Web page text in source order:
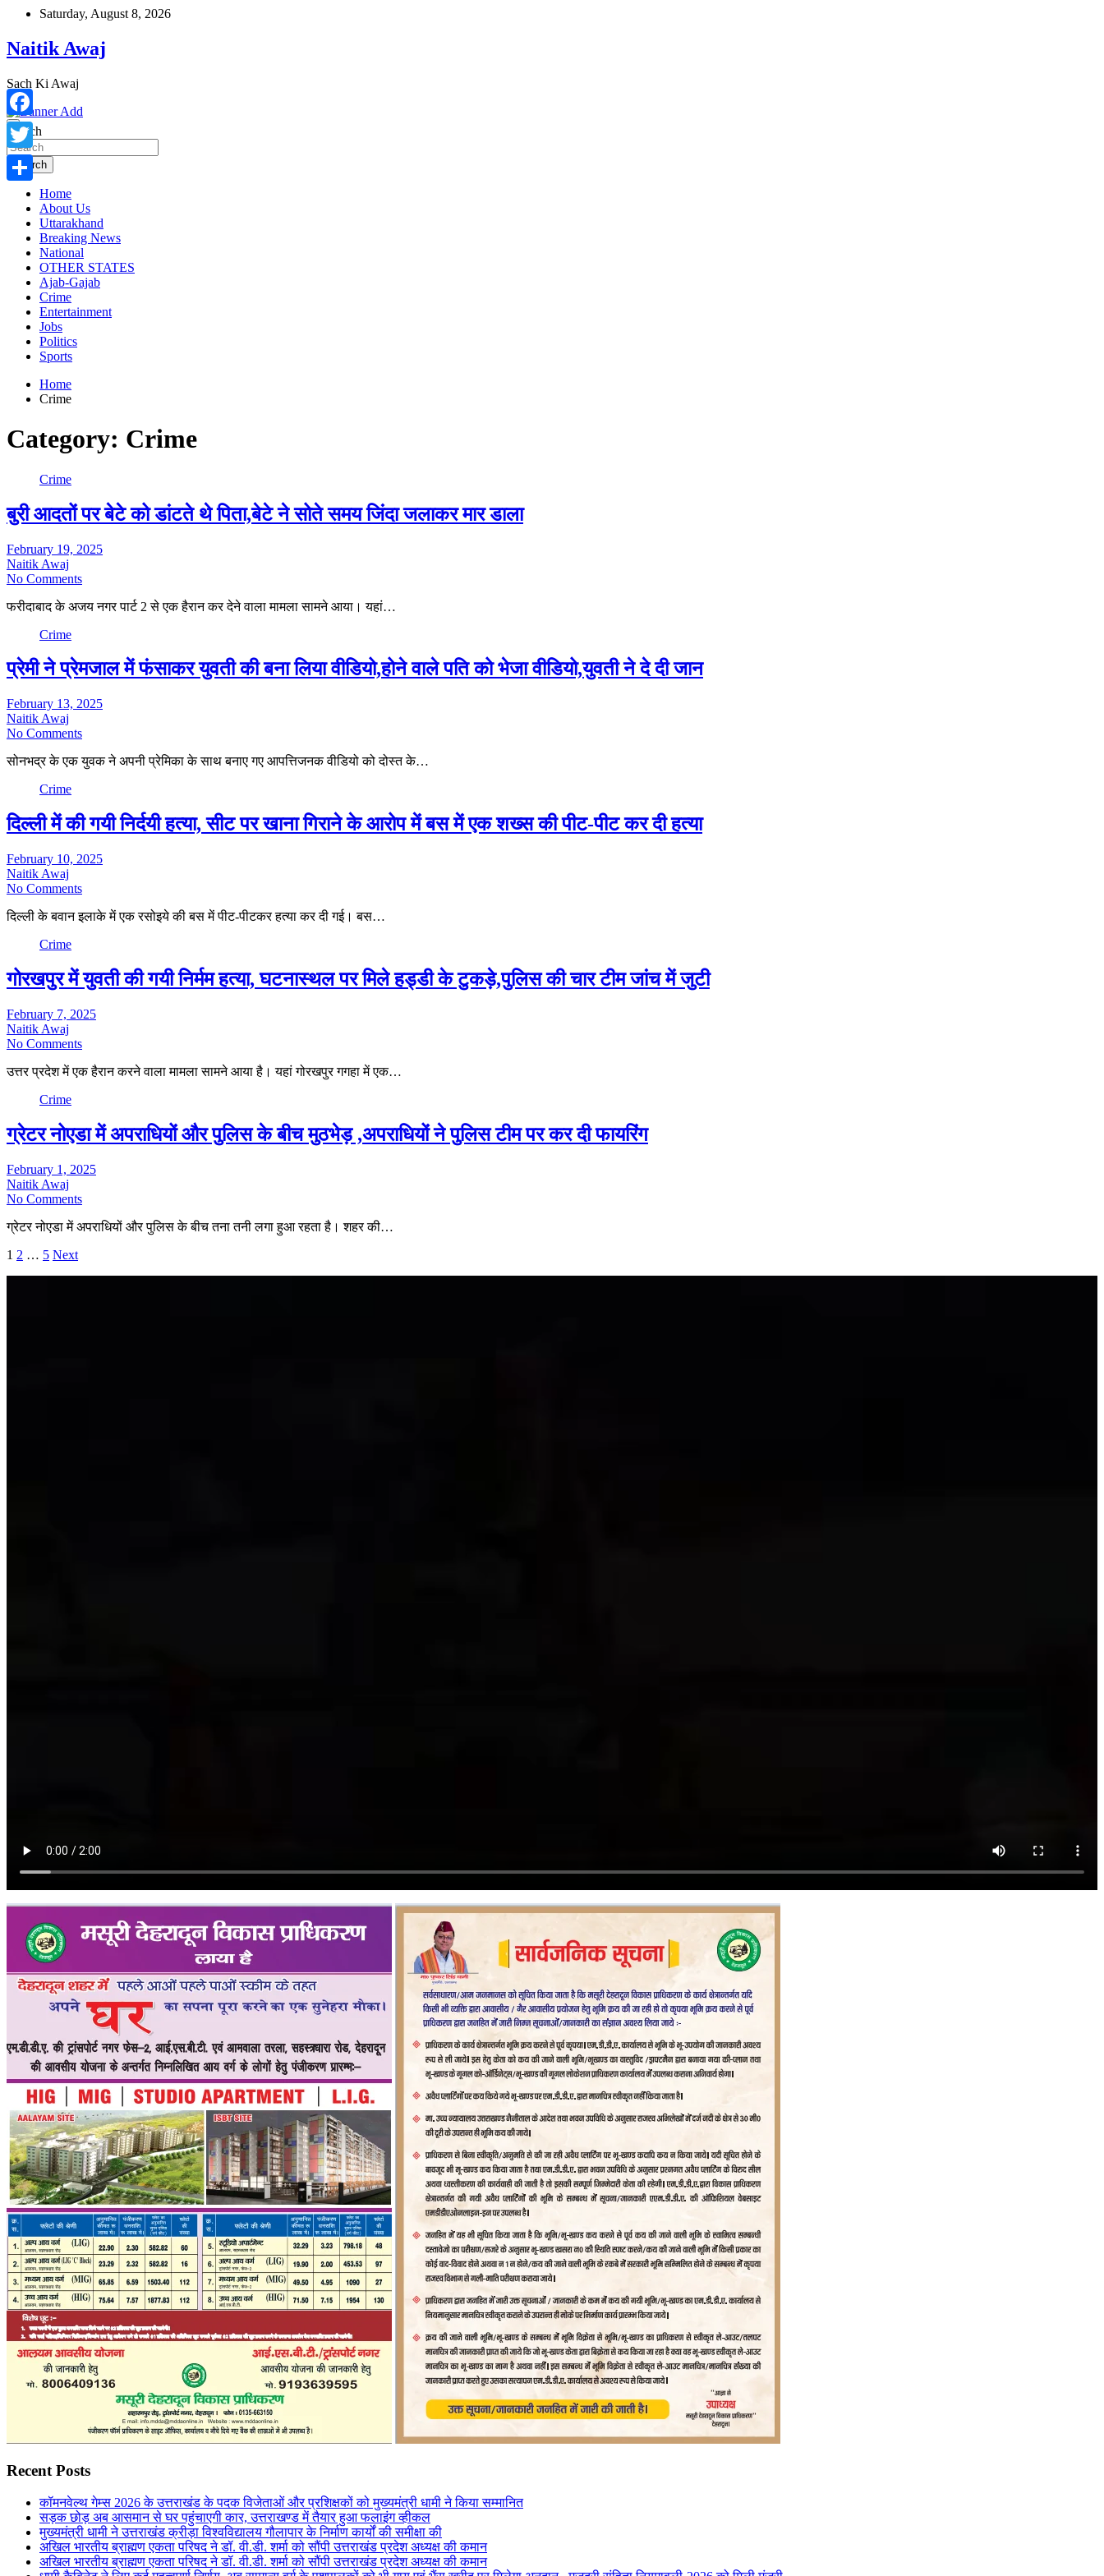
Skip
content
Saturday, August 8, 2026
Naitik Awaj
Sach Ki Awaj
Search
Search
Home
About Us
Uttarakhand
Breaking News
National
OTHER STATES
Ajab-Gajab
Crime
Entertainment
Jobs
Politics
Sports
Home
Crime
Category: Crime
Crime
बुरी आदतों पर बेटे को डांटते थे पिता,बेटे ने सोते समय जिंदा जलाकर मार डाला
February 19, 2025
Naitik Awaj
No Comments
फरीदाबाद के अजय नगर पार्ट 2 से एक हैरान कर देने वाला मामला सामने आया। यहां…
Crime
प्रेमी ने प्रेमजाल में फंसाकर युवती की बना लिया वीडियो,होने वाले पत‍ि को भेजा वीड‍ियो,युवती ने दे दी जान
February 13, 2025
Naitik Awaj
No Comments
सोनभद्र के एक युवक ने अपनी प्रेमिका के साथ बनाए गए आपत्तिजनक वीडियो को दोस्त के…
Crime
दिल्ली में की गयी निर्दयी हत्या, सीट पर खाना गिराने के आरोप में बस में एक शख्स की पीट-पीट कर दी हत्या
February 10, 2025
Naitik Awaj
No Comments
दिल्ली के बवान इलाके में एक रसोइये की बस में पीट-पीटकर हत्या कर दी गई। बस…
Crime
गोरखपुर में युवती की गयी निर्मम हत्या, घटनास्थल पर मिले हड्डी के टुकड़े,पुलिस की चार टीम जांच में जुटी
February 7, 2025
Naitik Awaj
No Comments
उत्तर प्रदेश में एक हैरान करने वाला मामला सामने आया है। यहां गोरखपुर गगहा में एक…
Crime
ग्रेटर नोएडा में अपराधियों और पुलिस के बीच मुठभेड़ ,अपराधियों ने पुलिस टीम पर कर दी फायरिंग
February 1, 2025
Naitik Awaj
No Comments
ग्रेटर नोएडा में अपराधियों और पुलिस के बीच तना तनी लगा हुआ रहता है। शहर की…
Posts
pagination
1 2 … 5 Next
Recent Posts
कॉमनवेल्थ गेम्स 2026 के उत्तराखंड के पदक विजेताओं और प्रशिक्षकों को मुख्यमंत्री धामी ने किया सम्मानित
सड़क छोड़ अब आसमान से घर पहुंचाएगी कार, उत्तराखण्ड में तैयार हुआ फलाइंग व्हीकल
मुख्यमंत्री धामी ने उत्तराखंड क्रीड़ा विश्वविद्यालय गौलापार के निर्माण कार्यों की समीक्षा की
अखिल भारतीय ब्राह्मण एकता परिषद ने डॉ. वी.डी. शर्मा को सौंपी उत्तराखंड प्रदेश अध्यक्ष की कमान
अखिल भारतीय ब्राह्मण एकता परिषद ने डॉ. वी.डी. शर्मा को सौंपी उत्तराखंड प्रदेश अध्यक्ष की कमान
Facebook
Twitter
Share